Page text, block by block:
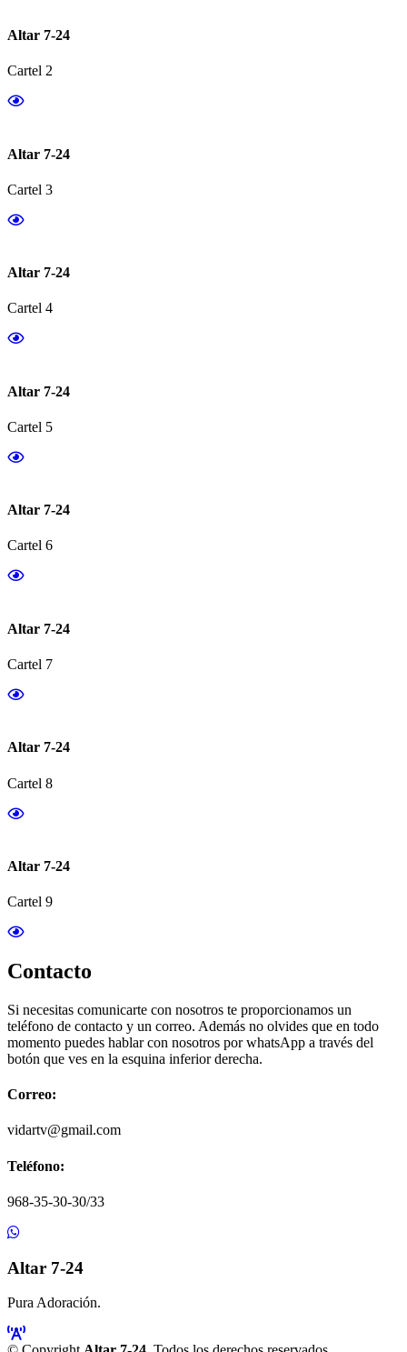
Altar 7-24
Cartel 2
Altar 7-24
Cartel 3
Altar 7-24
Cartel 4
Altar 7-24
Cartel 5
Altar 7-24
Cartel 6
Altar 7-24
Cartel 7
Altar 7-24
Cartel 8
Altar 7-24
Cartel 9
Contacto
Si necesitas comunicarte con nosotros te proporcionamos un
teléfono de contacto y un correo. Además no olvides que en todo
momento puedes hablar con nosotros por whatsApp a través del
botón que ves en la esquina inferior derecha.
Correo:
vidartv@gmail.com
Teléfono:
968-35-30-30/33
Altar 7-24
Pura Adoración.